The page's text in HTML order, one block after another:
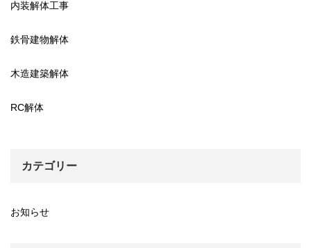
内装解体工事
鉄骨建物解体
木造建築解体
RC解体
カテゴリー
お知らせ